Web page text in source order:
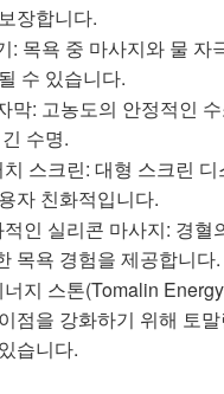
장합니다.
: 목욕 중 마사지와 물 자
수 있습니다.
막: 고농도의 안정적인
수명.
스크린: 대형 스크린
자 친화적입니다.
인 실리콘 마사지: 경혈
목욕 경험을 제공합니다.
지 스톤(Tomalin
점을 강화하기 위해 토
습니다.